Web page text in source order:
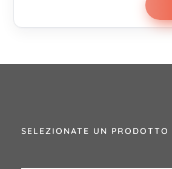
SELEZIONATE UN PRODOTTO